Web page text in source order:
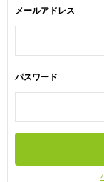
メールアドレス
パスワード